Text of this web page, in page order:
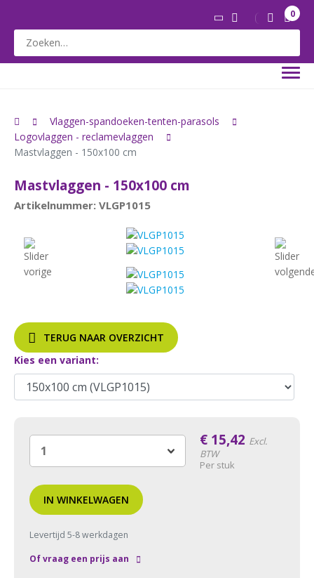
0
Vlaggen-spandoeken-tenten-parasols
Logovlaggen - reclamevlaggen
Mastvlaggen - 150x100 cm
Mastvlaggen - 150x100 cm
Artikelnummer: VLGP1015
TERUG NAAR OVERZICHT
Kies een variant:
€ 15,42 Excl.
BTW
Per stuk
IN WINKELWAGEN
Levertijd 5-8 werkdagen
Of vraag een prijs aan